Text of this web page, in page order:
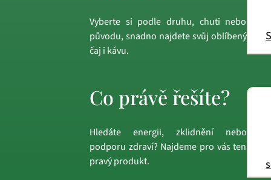
Vyberte si podle druhu, chuti nebo
původu, snadno najdete svůj oblíbený
čaj i kávu.
Co právě řešíte?
Hledáte energii, zklidnění nebo
podporu zdraví? Najdeme pro vás ten
pravý produkt.